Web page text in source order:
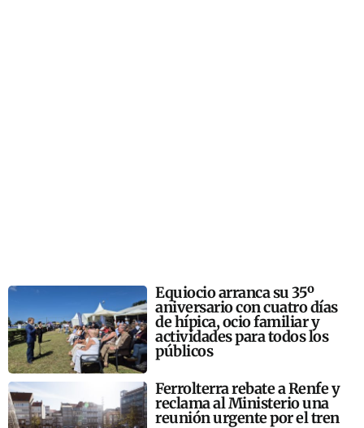
Equiocio arranca su 35º
aniversario con cuatro días
de hípica, ocio familiar y
actividades para todos los
públicos
Ferrolterra rebate a Renfe y
reclama al Ministerio una
reunión urgente por el tren